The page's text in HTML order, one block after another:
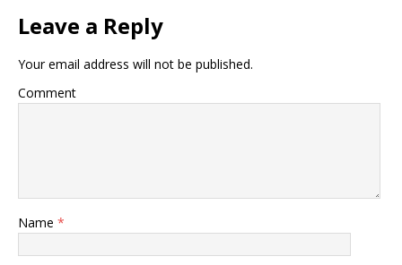
Leave a Reply
Your email address will not be published.
Comment
Name *